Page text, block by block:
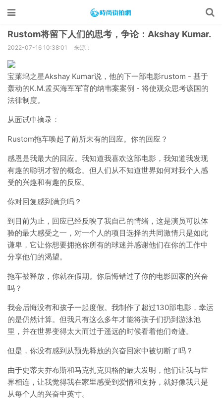
Rustom将留下人们的思考，争论：Akshay Kumar.
2022-07-16 10:38:01 来源：
宝莱坞之星Akshay Kumar说，他的下一部电影rustom - 基于
轰动的K.M.孟买海军军官的纳韦案案例 - 将使观众思考该国的
法律制度。
从面试中摘录：
Rustom拖车唤起了前所未有的回应。你的回应？
感恩是我最大的回应。我知道我喜欢这部电影，我知道我发现
有趣的聪明才智的概念。但人们从不知道世界如何对我个人感
受的兴趣和有趣的反应。
你对回复感到满意吗？
到目前为止，回应已经反映了我自己的情绪，这是演员可以体
验的最大感受之一，对一个人的项目选择的共同激情只是如此
谦卑，它让你想要拥抱你所有的球迷并感谢他们在你的工作中
分享他们的渴望。
拖车被释放，你就在假期。你后悔错过了你的电影回家的兴奋
吗？
我会后悔没有和孩子一起度假。我制作了超过130部电影，幸运
的是仍然计算。但我只有这么多年才能将孩子们扔到游泳池
里，并在世界变得太大而过于遥远的时候看着他们奇迹。
但是，你没有感到从预先释放的兴奋回家中被切断了吗？
由于史蒂夫乔布斯和马克扎克贝格的最大发明，他们让我与世
界相连，让我觉得我在家里感受到爱情和支持，就好像我只是
从每个人的兴奋中英寸。